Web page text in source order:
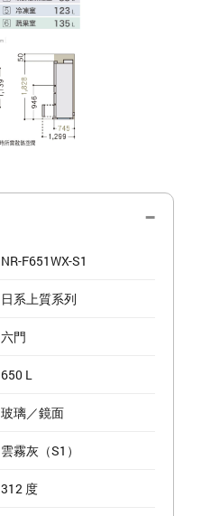
NR-F651WX-S1
日系上質系列
六門
650 L
玻璃／鏡面
雲霧灰（S1）
312 度